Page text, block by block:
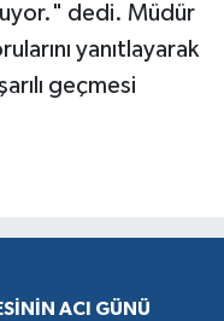
dedi. Müdür
yanıtlayarak
geçmesi
ACI GÜNÜ